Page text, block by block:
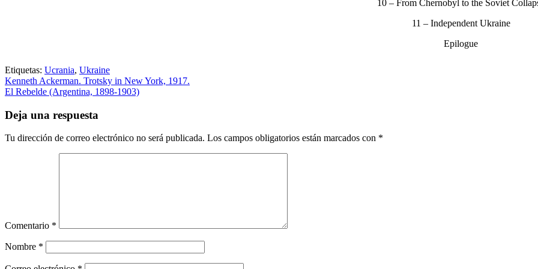
10 – From Chernobyl to the Soviet
11 – Independent Ukraine
Epilogue
Etiquetas: Ucrania, Ukraine
Kenneth Ackerman. Trotsky in New York, 1917.
El Rebelde (Argentina, 1898-1903)
Deja una respuesta
Tu dirección de correo electrónico no será publicada. Los campos obligatorios están marcados con *
Comentario *
Nombre *